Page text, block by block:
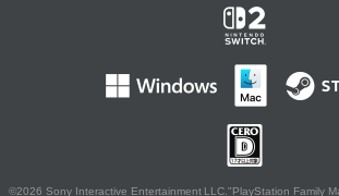
©2026 Sony Interactive Entertainment LLC."PlayStation Family